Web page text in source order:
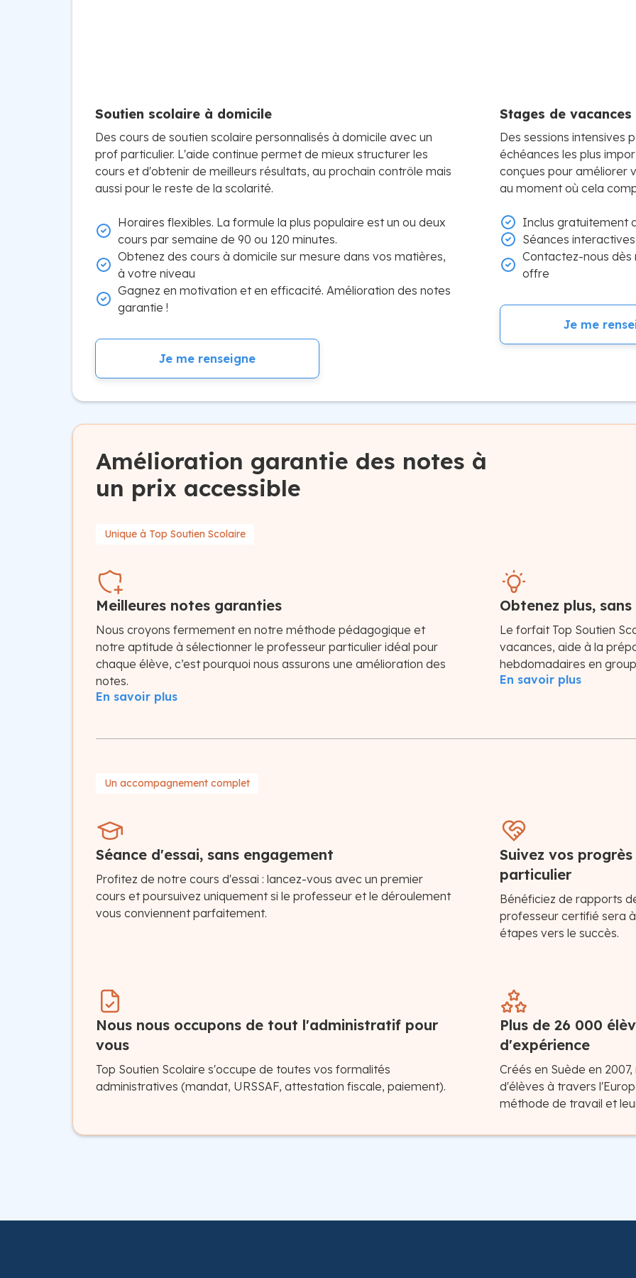
Soutien scolaire à domicile
Des cours de soutien scolaire personnalisés à domicile avec un
prof particulier. L'aide continue permet de mieux structurer les
cours et d'obtenir de meilleurs résultats, au prochain contrôle mais
aussi pour le reste de la scolarité.
Horaires flexibles. La formule la plus populaire est un ou deux
cours par semaine de 90 ou 120 minutes.
Obtenez des cours à domicile sur mesure dans vos matières,
à votre niveau
Gagnez en motivation et en efficacité. Amélioration des notes
garantie !
Je me renseigne
Stages de vacances
Des sessions intensives
échéances les plus
conçues pour améliorer
au moment où cela
Inclus gratuitement
Séances
Contactez-nous
offre
Je me
Amélioration garantie des notes à
un prix accessible
Unique à Top Soutien Scolaire
Meilleures notes garanties
Nous croyons fermement en notre méthode pédagogique et
notre aptitude à sélectionner le professeur particulier idéal pour
chaque élève, c’est pourquoi nous assurons une amélioration des
notes.
En savoir plus
Obtenez plus,
Le forfait Top Soutien
vacances, aide à la
hebdomadaires en
En savoir plus
Un accompagnement complet
Séance d'essai, sans engagement
Profitez de notre cours d'essai : lancez-vous avec un premier
cours et poursuivez uniquement si le professeur et le déroulement
vous conviennent parfaitement.
Suivez vos
particulier
Bénéficiez de rapports
professeur certifié sera
étapes vers le succès.
Nous nous occupons de tout l'administratif pour
vous
Top Soutien Scolaire s'occupe de toutes vos formalités
administratives (mandat, URSSAF, attestation fiscale, paiement).
Plus de 26 000
d'expérience
Créés en Suède en
d'élèves à travers
méthode de travail et